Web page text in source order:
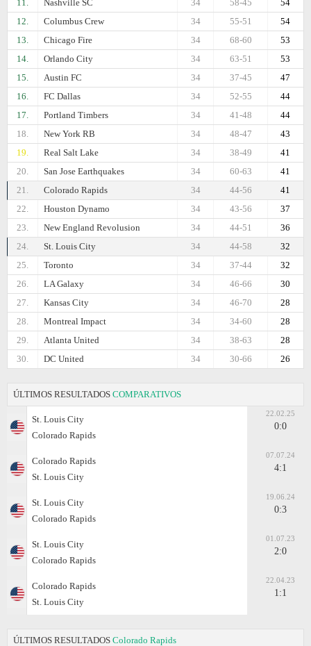
11. Nashville SC 54
58-45
34
12.
Columbus Crew 54
55-51
34
13.
Chicago Fire 53
68-60
34
14.
Orlando City 53
63-51
34
15.
Austin FC 47
37-45
34
16.
FC Dallas 44
52-55
34
17.
Portland Timbers 44
41-48
34
18.
New York RB 43
48-47
34
19.
Real Salt Lake 41
38-49
34
20.
San Jose Earthquakes 41
60-63
34
21.
Colorado Rapids 41
44-56
34
22.
Houston Dynamo 37
43-56
34
23.
New England Revolusion 36
44-51
34
24.
St. Louis City 32
44-58
34
25.
Toronto 32
37-44
34
26.
LA Galaxy 30
46-66
34
27.
Kansas City 28
46-70
34
28.
Montreal Impact 28
34-60
34
29.
Atlanta United 28
38-63
34
30.
DC United 26
30-66
34
ÚLTIMOS RESULTADOS COMPARATIVOS
St. Louis City
Colorado Rapids
22.02.25
0:0
Colorado Rapids
St. Louis City
07.07.24
4:1
St. Louis City
Colorado Rapids
19.06.24
0:3
St. Louis City
Colorado Rapids
01.07.23
2:0
Colorado Rapids
St. Louis City
22.04.23
1:1
ÚLTIMOS RESULTADOS Colorado Rapids